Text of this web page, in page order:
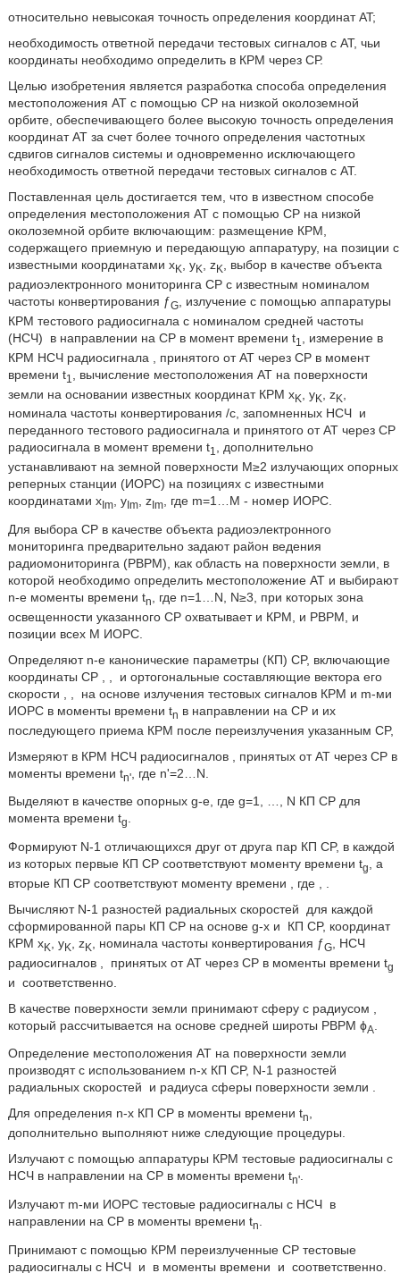
относительно невысокая точность определения координат AT;
необходимость ответной передачи тестовых сигналов с AT, чьи
координаты необходимо определить в КРМ через СР.
Целью изобретения является разработка способа определения
местоположения AT с помощью CP на низкой околоземной
орбите, обеспечивающего более высокую точность определения
координат AT за счет более точного определения частотных
сдвигов сигналов системы и одновременно исключающего
необходимость ответной передачи тестовых сигналов с AT.
Поставленная цель достигается тем, что в известном способе
определения местоположения AT с помощью CP на низкой
околоземной орбите включающим: размещение КРМ,
содержащего приемную и передающую аппаратуру, на позиции с
известными координатами xK, yK, zK, выбор в качестве объекта
радиоэлектронного мониторинга CP с известным номиналом
частоты конвертирования ƒG
, излучение с помощью аппаратуры
КРМ тестового радиосигнала с номиналом средней частоты
(НСЧ)
в направлении на CP в момент времени t1
, измерение в
КРМ НСЧ радиосигнала
, принятого от AT через CP в момент
времени t1
, вычисление местоположения AT на поверхности
земли на основании известных координат КРМ xK , yK , zK
номинала частоты конвертирования /с, запомненных НСЧ и
переданного тестового радиосигнала и принятого от AT через CP
радиосигнала в момент времени t1 , дополнительно
устанавливают на земной поверхности М≥2 излучающих опорных
реперных станции (ИОРС) на позициях с известными
координатами xIm , yIm , zIm
, где m=1…М - номер ИОРС.
Для выбора CP в качестве объекта радиоэлектронного
мониторинга предварительно задают район ведения
радиомониторинга (РВРМ), как область на поверхности земли, в
которой необходимо определить местоположение AT и выбирают
n-е моменты времени tn
, где n=1…N, N≥3, при которых зона
освещенности указанного CP охватывает и КРМ, и РВРМ, и
позиции всех М ИОРС.
Определяют n-е канонические параметры (КП) CP, включающие
координаты CP
и ортогональные составляющие вектора его
скорости
на основе излучения тестовых сигналов КРМ и m-ми
ИОРС в моменты времени tn в направлении на CP и их
последующего приема КРМ после переизлучения указанным CP,
Измеряют в КРМ НСЧ радиосигналов
, принятых от AT через CP в
моменты времени tn', где n'=2…N.
Выделяют в качестве опорных g-е, где g=1, …, N КП CP для
момента времени tg.
Формируют N-1 отличающихся друг от друга пар КП CP, в каждой
из которых первые КП CP соответствуют моменту времени tg
, а
вторые КП CP соответствуют моменту времени
, где
Вычисляют N-1 разностей радиальных скоростей
для каждой
сформированной пары КП CP на основе g-x и
КП CP, координат
КРМ xK , yK , zK , номинала частоты конвертирования ƒG
, НСЧ
радиосигналов
принятых от AT через CP в моменты времени tg
и соответственно.
В качестве поверхности земли принимают сферу с радиусом
который рассчитывается на основе средней широты РВРМ ϕA
Определение местоположения AT на поверхности земли
производят с использованием n-х КП CP, N-1 разностей
радиальных скоростей
и радиуса сферы поверхности земли .
Для определения n-х КП CP в моменты времени tn,
дополнительно выполняют ниже следующие процедуры.
Излучают с помощью аппаратуры КРМ тестовые радиосигналы с
НСЧ в направлении на CP в моменты времени tn'.
Излучают m-ми ИОРС тестовые радиосигналы с НСЧ в
направлении на CP в моменты времени tn
Принимают с помощью КРМ переизлученные CP тестовые
радиосигналы с НСЧ и в моменты времени и соответственно.